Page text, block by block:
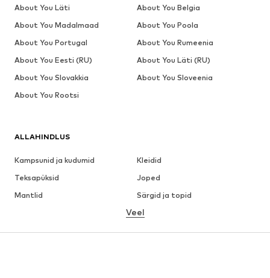
ALLAHINDLUS
Kampsunid ja kudumid
Kleidid
Teksapüksid
Joped
Mantlid
Särgid ja topid
Pesu
Veel
About You Läti
About You Belgia
About You Madalmaad
About You Poola
About You Portugal
About You Rumeenia
About You Eesti (RU)
About You Läti (RU)
About You Slovakkia
About You Sloveenia
About You Rootsi